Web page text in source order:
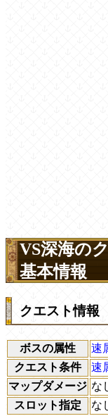
VS深海の
基本情報
クエスト情報
ボスの属性
速
クエスト条件
速
マップダメージ な
スロット指定
な